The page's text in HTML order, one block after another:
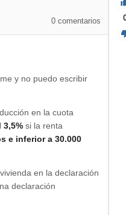
0 comentarios
y no puedo escribir
en la cuota
3,5% si la renta
e inferior a 30.000
en la declaración
declaración